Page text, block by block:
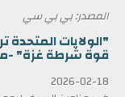
المصدر: بي بي سي
"الولايات
قوة شرطة غزة" -
2026-02-18